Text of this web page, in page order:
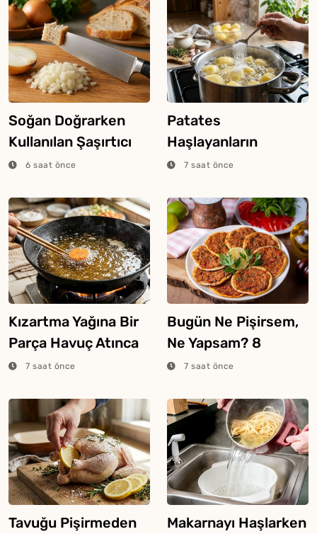
Soğan Doğrarken
Kullanılan Şaşırtıcı
Ekmek Tekniği
6 saat önce
Patates
Haşlayanların
Bilmesi Gereken
7 saat önce
Kızartma Yağına Bir
Parça Havuç Atınca
Ne Olur?
7 saat önce
Bugün Ne Pişirsem,
Ne Yapsam? 8
Ağustos 2026
7 saat önce
Tavuğu Pişirmeden
Makarnayı Haşlarken